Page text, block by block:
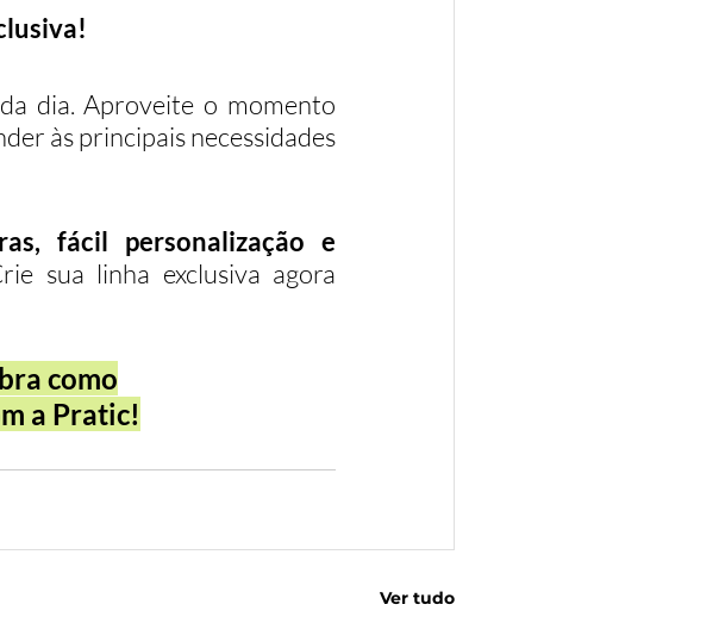
dia. Aproveite o momento
às principais necessidades
fácil personalização e
sua linha exclusiva agora
como
a Pratic!
Ver tudo